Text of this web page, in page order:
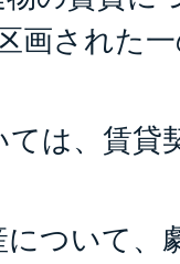
画された
は、賃貸
ついて、